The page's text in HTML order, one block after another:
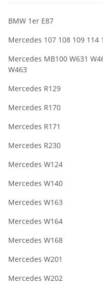
BMW 1er E87
Mercedes 107 108 109 114
Mercedes MB100 W631
W463
Mercedes R129
Mercedes R170
Mercedes R171
Mercedes R230
Mercedes W124
Mercedes W140
Mercedes W163
Mercedes W164
Mercedes W168
Mercedes W201
Mercedes W202